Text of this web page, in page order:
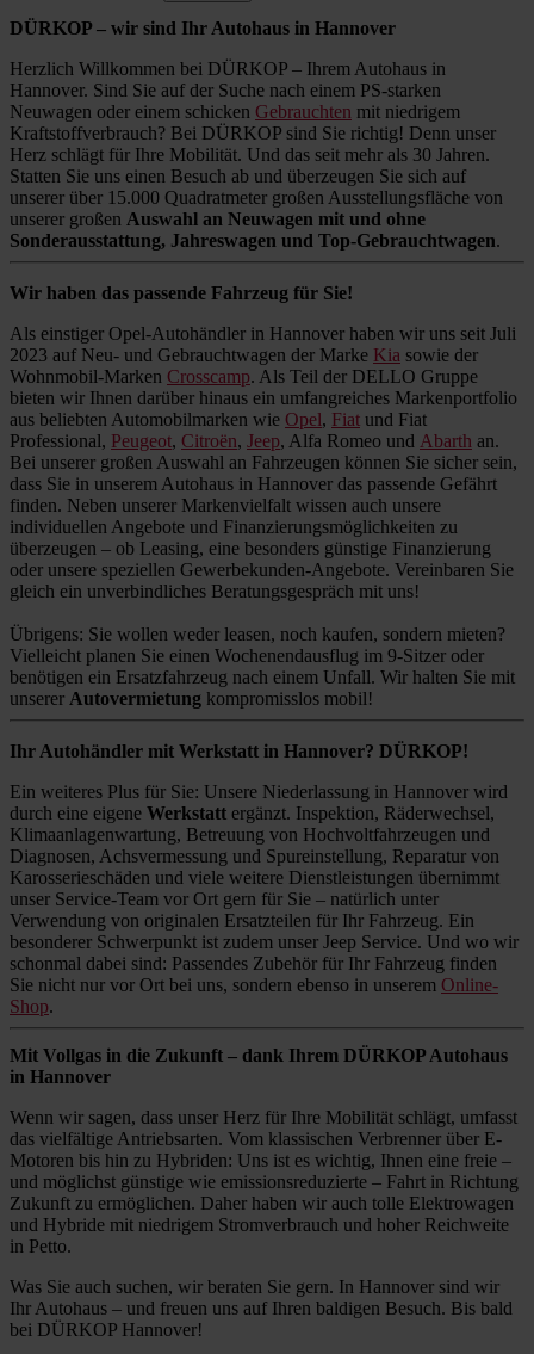
DÜRKOP – wir sind Ihr Autohaus in Hannover
Herzlich Willkommen bei DÜRKOP – Ihrem Autohaus in
Hannover. Sind Sie auf der Suche nach einem PS-starken
Neuwagen oder einem schicken Gebrauchten mit niedrigem
Kraftstoffverbrauch? Bei DÜRKOP sind Sie richtig! Denn unser
Herz schlägt für Ihre Mobilität. Und das seit mehr als 30 Jahren.
Statten Sie uns einen Besuch ab und überzeugen Sie sich auf
unserer über 15.000 Quadratmeter großen Ausstellungsfläche von
unserer großen Auswahl an Neuwagen mit und ohne
Sonderausstattung, Jahreswagen und Top-Gebrauchtwagen.
Wir haben das passende Fahrzeug für Sie!
Als einstiger Opel-Autohändler in Hannover haben wir uns seit Juli
2023 auf Neu- und Gebrauchtwagen der Marke Kia sowie der
Wohnmobil-Marken Crosscamp. Als Teil der DELLO Gruppe
bieten wir Ihnen darüber hinaus ein umfangreiches Markenportfolio
aus beliebten Automobilmarken wie Opel, Fiat und Fiat
Professional, Peugeot, Citroën, Jeep, Alfa Romeo und Abarth an.
Bei unserer großen Auswahl an Fahrzeugen können Sie sicher sein,
dass Sie in unserem Autohaus in Hannover das passende Gefährt
finden. Neben unserer Markenvielfalt wissen auch unsere
individuellen Angebote und Finanzierungsmöglichkeiten zu
überzeugen – ob Leasing, eine besonders günstige Finanzierung
oder unsere speziellen Gewerbekunden-Angebote. Vereinbaren Sie
gleich ein unverbindliches Beratungsgespräch mit uns!
Übrigens: Sie wollen weder leasen, noch kaufen, sondern mieten?
Vielleicht planen Sie einen Wochenendausflug im 9-Sitzer oder
benötigen ein Ersatzfahrzeug nach einem Unfall. Wir halten Sie mit
unserer Autovermietung kompromisslos mobil!
Ihr Autohändler mit Werkstatt in Hannover? DÜRKOP!
Ein weiteres Plus für Sie: Unsere Niederlassung in Hannover wird
durch eine eigene Werkstatt ergänzt. Inspektion, Räderwechsel,
Klimaanlagenwartung, Betreuung von Hochvoltfahrzeugen und
Diagnosen, Achsvermessung und Spureinstellung, Reparatur von
Karosserieschäden und viele weitere Dienstleistungen übernimmt
unser Service-Team vor Ort gern für Sie – natürlich unter
Verwendung von originalen Ersatzteilen für Ihr Fahrzeug. Ein
besonderer Schwerpunkt ist zudem unser Jeep Service. Und wo wir
schonmal dabei sind: Passendes Zubehör für Ihr Fahrzeug finden
Sie nicht nur vor Ort bei uns, sondern ebenso in unserem Online-
Shop.
Mit Vollgas in die Zukunft – dank Ihrem DÜRKOP Autohaus
in Hannover
Wenn wir sagen, dass unser Herz für Ihre Mobilität schlägt, umfasst
das vielfältige Antriebsarten. Vom klassischen Verbrenner über E-
Motoren bis hin zu Hybriden: Uns ist es wichtig, Ihnen eine freie –
und möglichst günstige wie emissionsreduzierte – Fahrt in Richtung
Zukunft zu ermöglichen. Daher haben wir auch tolle Elektrowagen
und Hybride mit niedrigem Stromverbrauch und hoher Reichweite
in Petto.
Was Sie auch suchen, wir beraten Sie gern. In Hannover sind wir
Ihr Autohaus – und freuen uns auf Ihren baldigen Besuch. Bis bald
bei DÜRKOP Hannover!